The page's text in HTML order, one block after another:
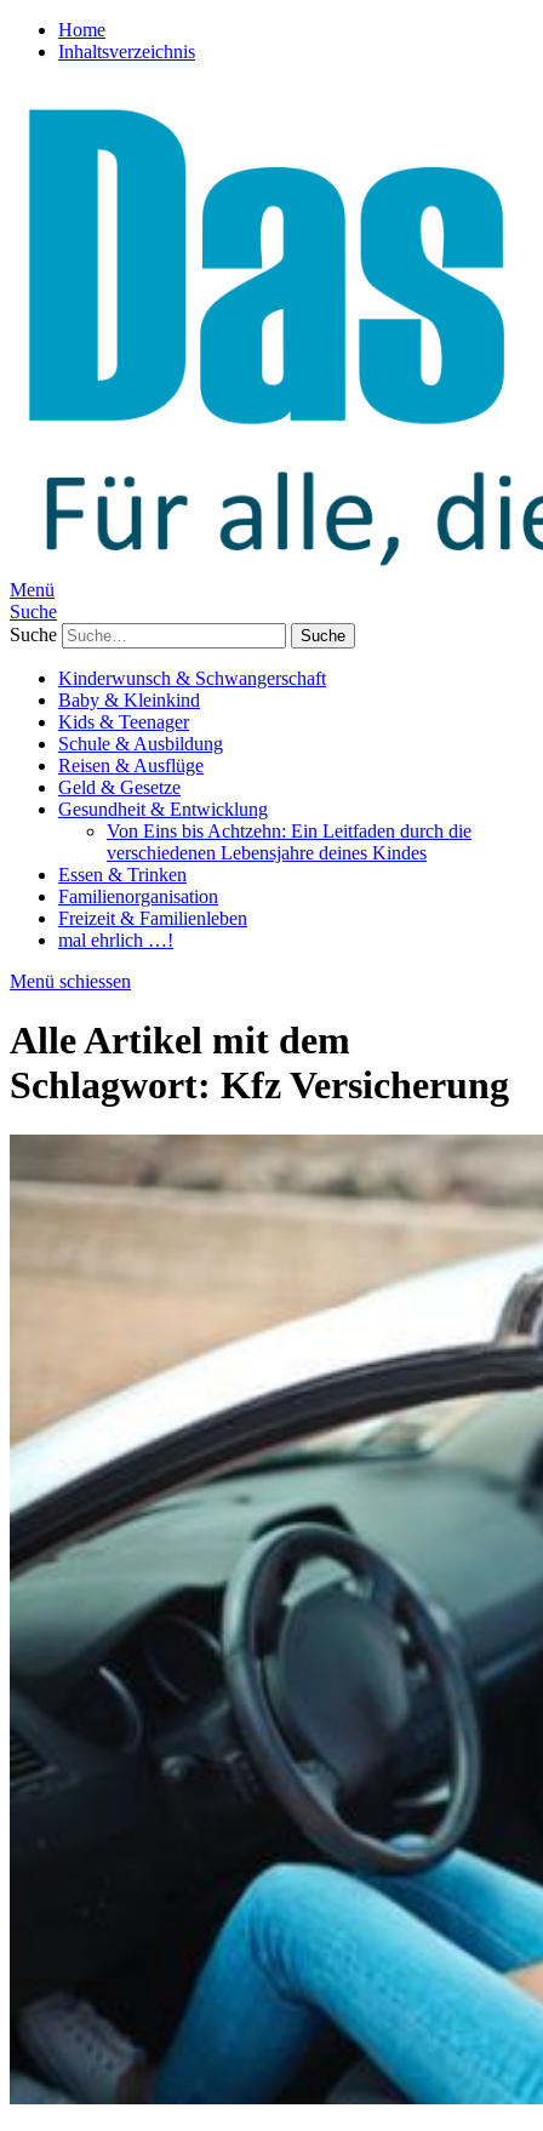
Home
Inhaltsverzeichnis
Menü
Suche
Suche
Kinderwunsch & Schwangerschaft
Baby & Kleinkind
Kids & Teenager
Schule & Ausbildung
Reisen & Ausflüge
Geld & Gesetze
Gesundheit & Entwicklung
Von Eins bis Achtzehn: Ein Leitfaden durch die
verschiedenen Lebensjahre deines Kindes
Essen & Trinken
Familienorganisation
Freizeit & Familienleben
mal ehrlich …!
Menü schiessen
Alle Artikel mit dem
Schlagwort: Kfz Versicherung